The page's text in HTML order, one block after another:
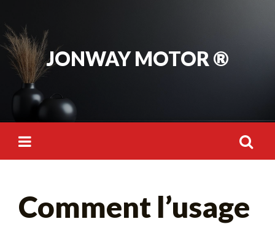
to
content
JONWAY MOTOR ®
Comment l’usage